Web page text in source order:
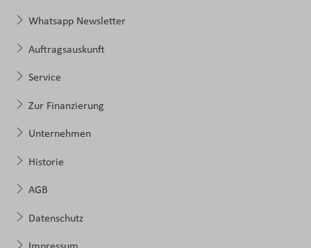
Whatsapp Newsletter
Auftragsauskunft
Service
Zur Finanzierung
Unternehmen
Historie
AGB
Datenschutz